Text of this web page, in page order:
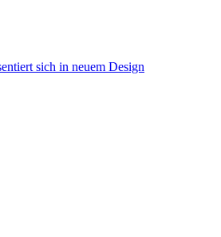
sich in neuem Design